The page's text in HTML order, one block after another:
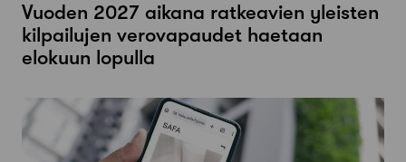
Vuoden 2027 aikana ratkeavien yleisten
kilpailujen verovapaudet haetaan
elokuun lopulla